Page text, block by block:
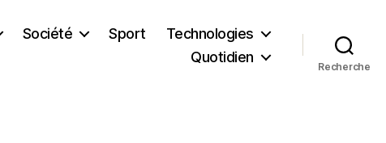
Société Sport
Technologies
Quotidien
Recherche